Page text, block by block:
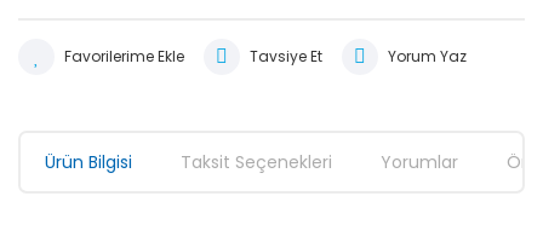
Tavsiye Et Yorum Yaz
Ürün Bilgisi Taksit Seçenekleri Yorumlar